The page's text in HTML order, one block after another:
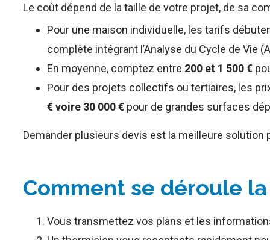
Le coût dépend de la taille de votre projet, de sa
Pour une maison individuelle, les tarifs
complète intégrant l’Analyse du Cycle de Vie
En moyenne, comptez entre 200 et 1 500 €
Pour des projets collectifs ou tertiaires, les
€ voire 30 000 € pour de grandes surfaces
Demander plusieurs devis est la meilleure
Comment se déroule
Vous transmettez vos plans et les